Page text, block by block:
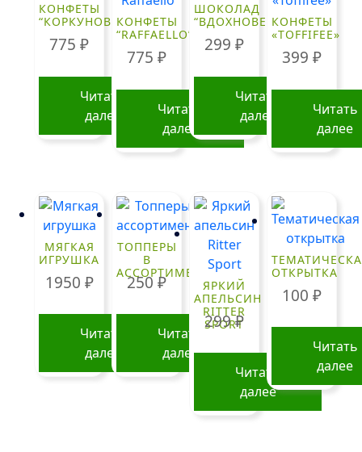
КОНФЕТЫ
“КОРКУНОВ”
775₽
Читать
далее
КОНФЕТЫ
“RAFFAELLO”
775₽
Читать
далее
ШОКОЛАД
“ВДОХНОВЕНИЕ”
299₽
Читать
далее
КОНФЕТЫ
«TOFFIFEE»
399₽
Читать
далее
МЯГКАЯ
ИГРУШКА
1950 ₽
Читать
далее
ТОППЕРЫ
В
АССОРТИМЕНТЕ
250₽
Читать
далее
ЯРКИЙ
АПЕЛЬСИН
RITTER
SPORT
299₽
Читать
далее
ОТКРЫТКА
100₽
Читать
далее